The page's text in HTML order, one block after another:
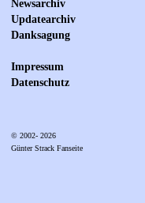
Newsarchiv
Updatearchiv
Danksagung
Impressum
Datenschutz
© 2002- 2026
Günter Strack Fanseite